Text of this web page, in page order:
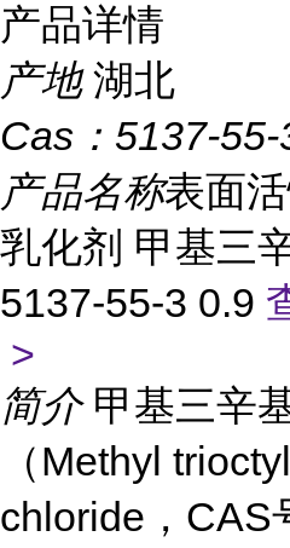
产品详情
产地 湖北
Cas： 5137-55-
产品名称表面
乳化剂 甲基三
5137-55-3 0.9
>
简介 甲基三辛
（Methyl
chloride，CAS